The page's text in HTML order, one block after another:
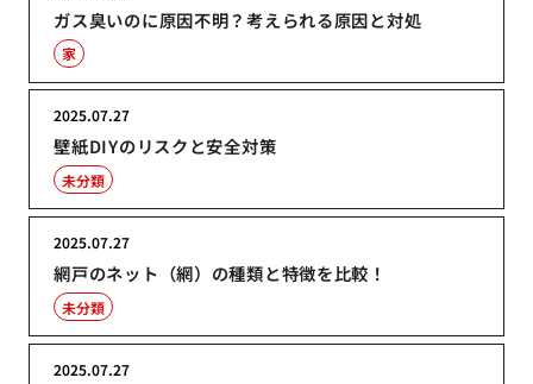
ガス臭いのに原因不明？考えられる原因と対処
家
壁紙DIYのリスクと安全対策
2025.07.27
未分類
網戸のネット（網）の種類と特徴を比較！
2025.07.27
未分類
2025.07.27